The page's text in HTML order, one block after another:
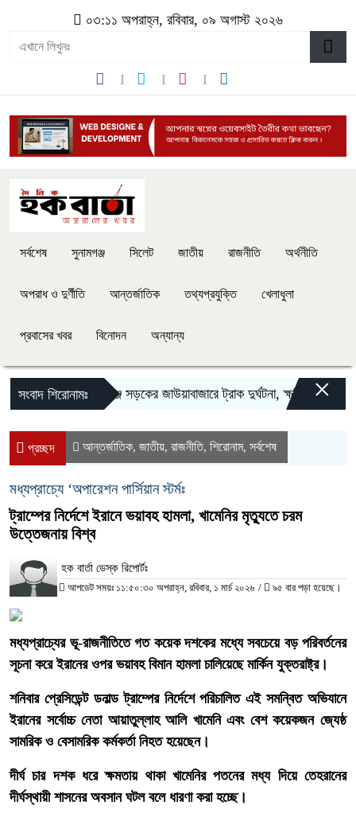
০৩:১১ অপরাহ্ন, রবিবার, ০৯ অগাস্ট ২০২৬
সর্বশেষ সুনামগঞ্জ সিলেট জাতীয় রাজনীতি অর্থনীতি
অপরাধ ও দুর্ণীতি আন্তর্জাতিক তথ্যপ্রযুক্তি খেলাধুলা
প্রবাসের খবর বিনোদন অন্যান্য
সংবাদ শিরোনামঃ
‎সিলেট-সুনামগঞ্জ সড়কের জাউয়াবাজারে ট্রাক দুর্ঘটনা, ক্ষতিগ্রস্ত সেতু
×
প্রচ্ছদ আন্তর্জাতিক, জাতীয়, রাজনীতি, শিরোনাম, সর্বশেষ
মধ্যপ্রাচ্যে ‘অপারেশন পার্সিয়ান স্টর্মঃ
ট্রাম্পের নির্দেশে ইরানে ভয়াবহ হামলা, খামেনির মৃত্যুতে চরম
উত্তেজনায় বিশ্ব
হক বার্তা ডেস্ক রিপোর্টঃ
আপডেট সময়ঃ ১১:৫০:৩০ অপরাহ্ন, রবিবার, ১ মার্চ ২০২৬ / ৯৫ বার পড়া হয়েছে।
‎মধ্যপ্রাচ্যের ভূ-রাজনীতিতে গত কয়েক দশকের মধ্যে সবচেয়ে বড় পরিবর্তনের
সূচনা করে ইরানের ওপর ভয়াবহ বিমান হামলা চালিয়েছে মার্কিন যুক্তরাষ্ট্র।
শনিবার প্রেসিডেন্ট ডনাল্ড ট্রাম্পের নির্দেশে পরিচালিত এই সমন্বিত অভিযানে
ইরানের সর্বোচ্চ নেতা আয়াতুল্লাহ আলি খামেনি এবং বেশ কয়েকজন জ্যেষ্ঠ
সামরিক ও বেসামরিক কর্মকর্তা নিহত হয়েছেন।
দীর্ঘ চার দশক ধরে ক্ষমতায় থাকা খামেনির পতনের মধ্য দিয়ে তেহরানের
দীর্ঘস্থায়ী শাসনের অবসান ঘটল বলে ধারণা করা হচ্ছে।